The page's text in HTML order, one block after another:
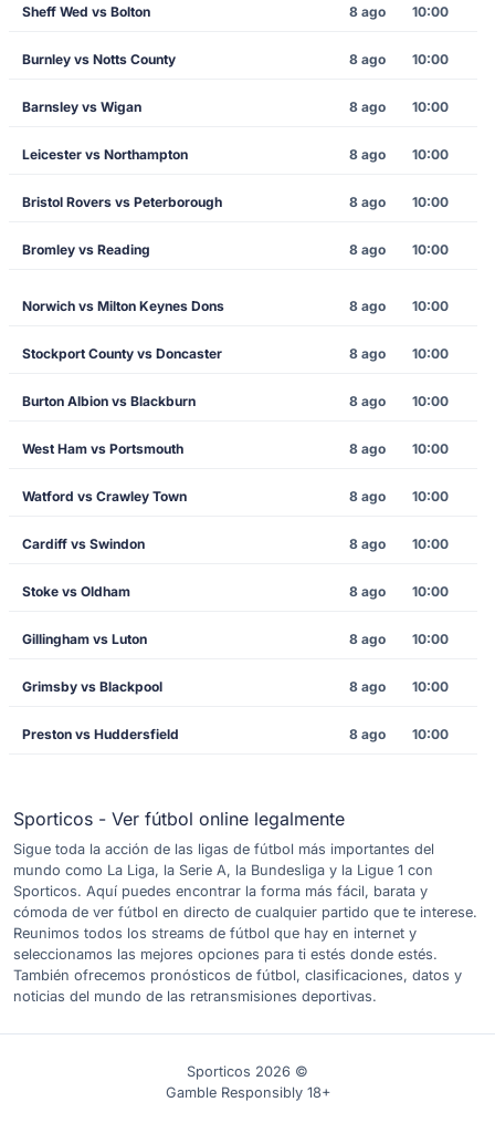
Sheff Wed vs Bolton 8 ago 10:00
Burnley vs Notts County 8 ago 10:00
Barnsley vs Wigan 8 ago 10:00
Leicester vs Northampton 8 ago 10:00
Bristol Rovers vs Peterborough 8 ago 10:00
Bromley vs Reading 8 ago 10:00
Norwich vs Milton Keynes Dons 8 ago 10:00
Stockport County vs Doncaster 8 ago 10:00
Burton Albion vs Blackburn 8 ago 10:00
West Ham vs Portsmouth 8 ago 10:00
Watford vs Crawley Town 8 ago 10:00
Cardiff vs Swindon 8 ago 10:00
Stoke vs Oldham 8 ago 10:00
Gillingham vs Luton 8 ago 10:00
Grimsby vs Blackpool 8 ago 10:00
Preston vs Huddersfield 8 ago 10:00
Sporticos - Ver fútbol online legalmente
Sigue toda la acción de las ligas de fútbol más importantes del
mundo como La Liga, la Serie A, la Bundesliga y la Ligue 1 con
Sporticos. Aquí puedes encontrar la forma más fácil, barata y
cómoda de ver fútbol en directo de cualquier partido que te interese.
Reunimos todos los streams de fútbol que hay en internet y
seleccionamos las mejores opciones para ti estés donde estés.
También ofrecemos pronósticos de fútbol, clasificaciones, datos y
noticias del mundo de las retransmisiones deportivas.
Sporticos 2026 ©
Gamble Responsibly 18+